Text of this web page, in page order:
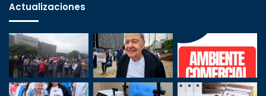
Actualizaciones